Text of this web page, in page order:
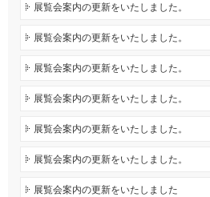
展覧会案内の更新をいたしました。
展覧会案内の更新をいたしました。
展覧会案内の更新をいたしました。
展覧会案内の更新をいたしました。
展覧会案内の更新をいたしました。
展覧会案内の更新をいたしました。
展覧会案内の更新をいたしました